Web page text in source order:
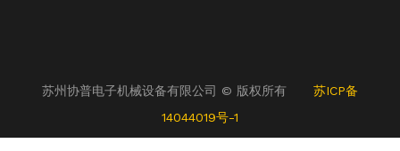
苏州协普电子机械设备有限公司 © 版权所有 苏ICP备
14044019号-1